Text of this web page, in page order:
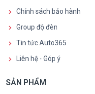
Chính sách bảo hành
Group độ đèn
Tin tức Auto365
Liên hệ - Góp ý
SẢN PHẨM